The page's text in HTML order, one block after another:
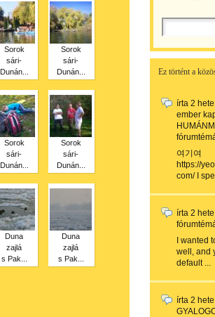
Sorok
sári-
Dunán...
Sorok
sári-
Dunán...
Sorok
sári-
Dunán...
Sorok
sári-
Dunán...
Duna
zajlá
s Pak...
Duna
zajlá
s Pak...
Ez történt a
írta 2 hete
ember
여기여
https://
com/ I
írta 2 hete
I wanted
well, and
default ...
írta 2 hete